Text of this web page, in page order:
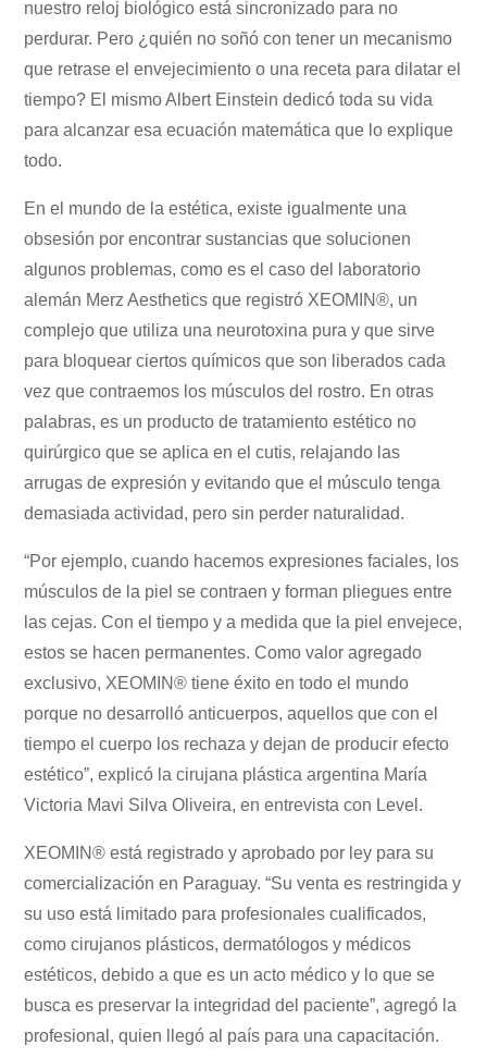
nuestro reloj biológico está sincronizado para no
perdurar. Pero ¿quién no soñó con tener un mecanismo
que retrase el envejecimiento o una receta para dilatar el
tiempo? El mismo Albert Einstein dedicó toda su vida
para alcanzar esa ecuación matemática que lo explique
todo.
En el mundo de la estética, existe igualmente una
obsesión por encontrar sustancias que solucionen
algunos problemas, como es el caso del laboratorio
alemán Merz Aesthetics que registró XEOMIN®, un
complejo que utiliza una neurotoxina pura y que sirve
para bloquear ciertos químicos que son liberados cada
vez que contraemos los músculos del rostro. En otras
palabras, es un producto de tratamiento estético no
quirúrgico que se aplica en el cutis, relajando las
arrugas de expresión y evitando que el músculo tenga
demasiada actividad, pero sin perder naturalidad.
“Por ejemplo, cuando hacemos expresiones faciales, los
músculos de la piel se contraen y forman pliegues entre
las cejas. Con el tiempo y a medida que la piel envejece,
estos se hacen permanentes. Como valor agregado
exclusivo, XEOMIN® tiene éxito en todo el mundo
porque no desarrolló anticuerpos, aquellos que con el
tiempo el cuerpo los rechaza y dejan de producir efecto
estético”, explicó la cirujana plástica argentina María
Victoria Mavi Silva Oliveira, en entrevista con Level.
XEOMIN® está registrado y aprobado por ley para su
comercialización en Paraguay. “Su venta es restringida y
su uso está limitado para profesionales cualificados,
como cirujanos plásticos, dermatólogos y médicos
estéticos, debido a que es un acto médico y lo que se
busca es preservar la integridad del paciente”, agregó la
profesional, quien llegó al país para una capacitación.